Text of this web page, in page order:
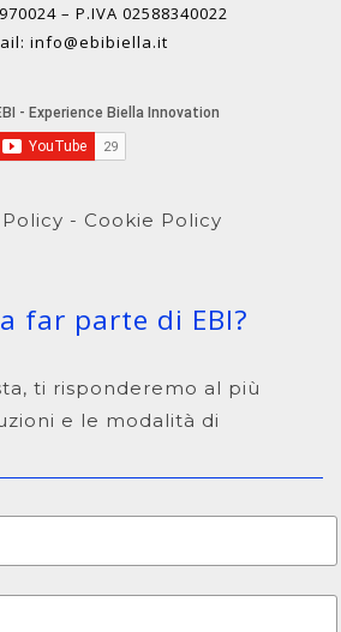
– P.IVA 02588340022
info@ebibiella.it
- Cookie Policy
far parte di EBI?
ti risponderemo al più
e le modalità di